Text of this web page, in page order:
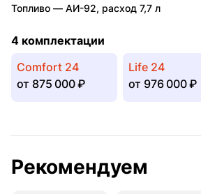
Топливо — АИ-92, расход 7,7 л
4 комплектации
Comfort 24
от 875 000 ₽
Life 24
от 976 000 ₽
Рекомендуем